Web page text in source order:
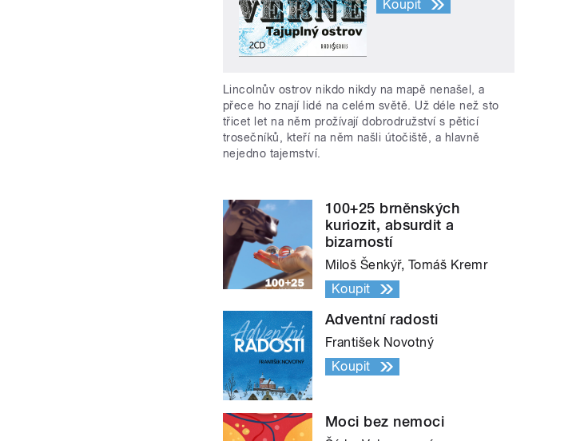
Koupit
Lincolnův ostrov nikdo nikdy na mapě nenašel, a
přece ho znají lidé na celém světě. Už déle než sto
třicet let na něm prožívají dobrodružství s pěticí
trosečníků, kteří na něm našli útočiště, a hlavně
nejedno tajemství.
100+25 brněnských
kuriozit, absurdit a
bizarností
Miloš Šenkýř, Tomáš Kremr
Koupit
Adventní radosti
František Novotný
Koupit
Moci bez nemoci